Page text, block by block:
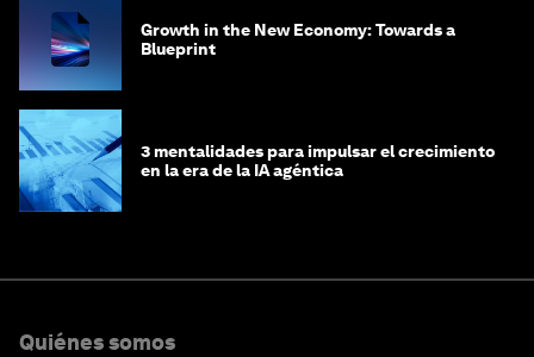
Growth in the New Economy: Towards a
Blueprint
3 mentalidades para impulsar el crecimiento
en la era de la IA agéntica
Quiénes somos